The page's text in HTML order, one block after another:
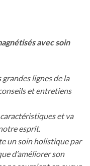
avec soin
lignes de la
et entretiens
et va
esprit.
un soin holistique par
d’améliorer son